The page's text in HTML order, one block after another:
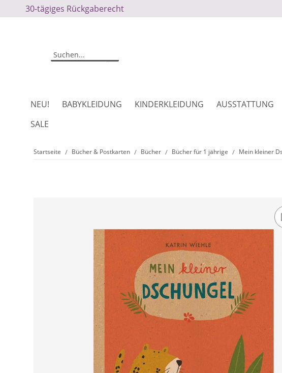
30-tägiges Rückgaberecht
NEU! BABYKLEIDUNG KINDERKLEIDUNG AUSSTATTUNG
SALE
Startseite Bücher & Postkarten Bücher Bücher für 1 jährige Mein kleiner